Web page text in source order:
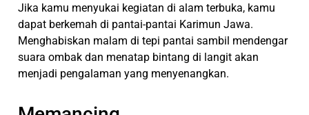
Jika kamu menyukai kegiatan di alam terbuka, kamu
dapat berkemah di pantai-pantai Karimun Jawa.
Menghabiskan malam di tepi pantai sambil mendengar
suara ombak dan menatap bintang di langit akan
menjadi pengalaman yang menyenangkan.